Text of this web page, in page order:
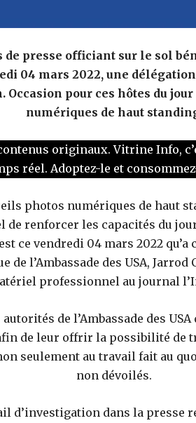
presse officiant sur le sol
04 mars 2022, une délégation
Occasion pour ces hôtes du
numériques de haut
originaux. Vitrine Info,
réel. Adoptez-le et
photos numériques de haut
de renforcer les capacités du
ce vendredi 04 mars 2022
de l’Ambassade des USA,
professionnel au journal
de l’Ambassade des
de leur offrir la possibilité de
seulement au travail fait au
non dévoilés.
d’investigation dans la presse